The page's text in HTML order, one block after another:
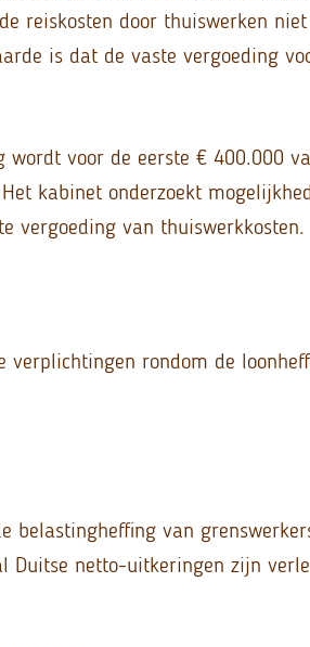
reiskosten door thuiswerken
is dat de vaste vergoeding
voor de eerste € 400.000
kabinet onderzoekt
vergoeding van thuiswerkkosten.
rondom de
belastingheffing van
netto-uitkeringen zijn